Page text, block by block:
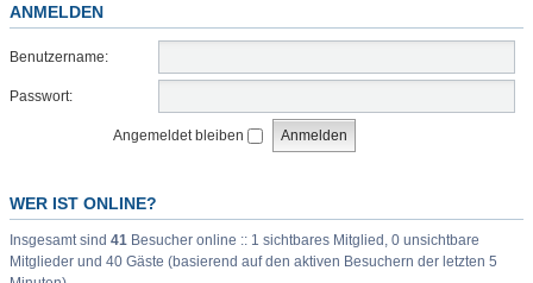
ANMELDEN
Benutzername:
Passwort:
Angemeldet bleiben
WER IST ONLINE?
Insgesamt sind 41 Besucher online :: 1 sichtbares Mitglied, 0 unsichtbare
Mitglieder und 40 Gäste (basierend auf den aktiven Besuchern der letzten 5